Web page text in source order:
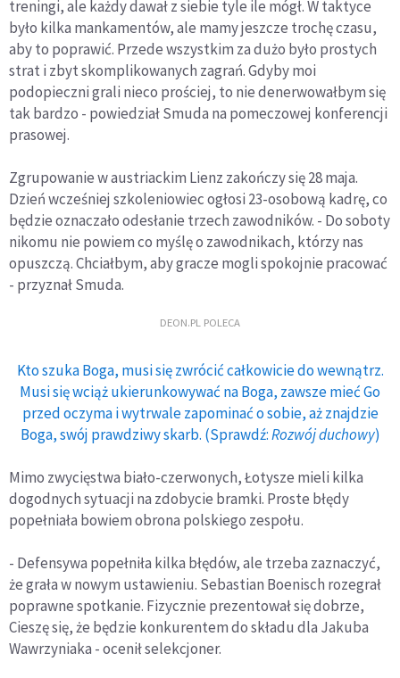
treningi, ale każdy dawał z siebie tyle ile mógł. W taktyce
było kilka mankamentów, ale mamy jeszcze trochę czasu,
aby to poprawić. Przede wszystkim za dużo było prostych
strat i zbyt skomplikowanych zagrań. Gdyby moi
podopieczni grali nieco prościej, to nie denerwowałbym się
tak bardzo - powiedział Smuda na pomeczowej konferencji
prasowej.
Zgrupowanie w austriackim Lienz zakończy się 28 maja.
Dzień wcześniej szkoleniowiec ogłosi 23-osobową kadrę, co
będzie oznaczało odesłanie trzech zawodników. - Do soboty
nikomu nie powiem co myślę o zawodnikach, którzy nas
opuszczą. Chciałbym, aby gracze mogli spokojnie pracować
- przyznał Smuda.
DEON.PL POLECA
Kto szuka Boga, musi się zwrócić całkowicie do wewnątrz.
Musi się wciąż ukierunkowywać na Boga, zawsze mieć Go
przed oczyma i wytrwale zapominać o sobie, aż znajdzie
Boga, swój prawdziwy skarb. (Sprawdź:Rozwój duchowy)
Mimo zwycięstwa biało-czerwonych, Łotysze mieli kilka
dogodnych sytuacji na zdobycie bramki. Proste błędy
popełniała bowiem obrona polskiego zespołu.
- Defensywa popełniła kilka błędów, ale trzeba zaznaczyć,
że grała w nowym ustawieniu. Sebastian Boenisch rozegrał
poprawne spotkanie. Fizycznie prezentował się dobrze,
Cieszę się, że będzie konkurentem do składu dla Jakuba
Wawrzyniaka - ocenił selekcjoner.